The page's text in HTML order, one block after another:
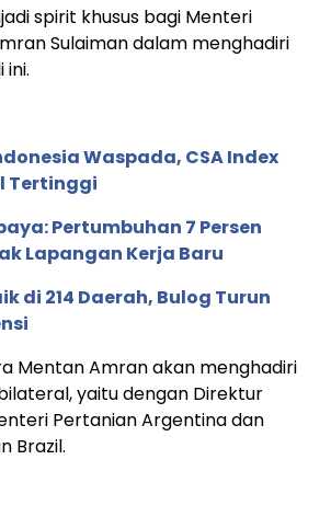
spirit khusus bagi Menteri
Sulaiman dalam menghadiri
Waspada, CSA Index
Tertinggi
Pertumbuhan 7 Persen
Lapangan Kerja Baru
di 214 Daerah, Bulog Turun
Mentan Amran akan menghadiri
yaitu dengan Direktur
Pertanian Argentina dan
Brazil.